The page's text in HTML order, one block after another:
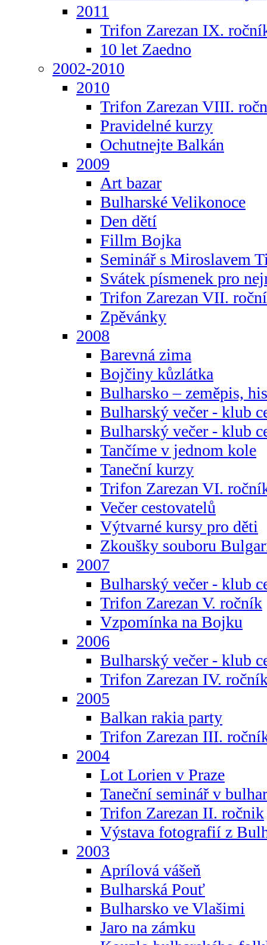
2011
Trifon Zarezan IX.
10 let Zaedno
2002-2010
2010
Trifon Zarezan VIII.
Pravidelné kurzy
Ochutnejte Balkán
2009
Art bazar
Bulharské Velikonoce
Den dětí
Fillm Bojka
Seminář s Miroslavem
Svátek písmenek pro
Trifon Zarezan VII.
Zpěvánky
2008
Barevná zima
Bojčiny kůzlátka
Bulharsko – zeměpis,
Bulharský večer - klub
Bulharský večer - klub
Tančíme v jednom kole
Taneční kurzy
Trifon Zarezan VI.
Večer cestovatelů
Výtvarné kursy pro děti
Zkoušky souboru
2007
Bulharský večer - klub
Trifon Zarezan V. ročník
Vzpomínka na Bojku
2006
Bulharský večer - klub
Trifon Zarezan IV.
2005
Balkan rakia party
Trifon Zarezan III.
2004
Lot Lorien v Praze
Taneční seminář v
Trifon Zarezan II. ročnik
Výstava fotografií z
2003
Aprílová vášeň
Bulharská Pouť
Bulharsko ve Vlašimi
Jaro na zámku